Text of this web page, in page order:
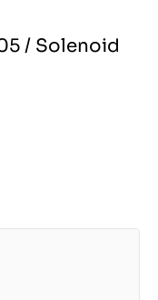
/ Solenoid